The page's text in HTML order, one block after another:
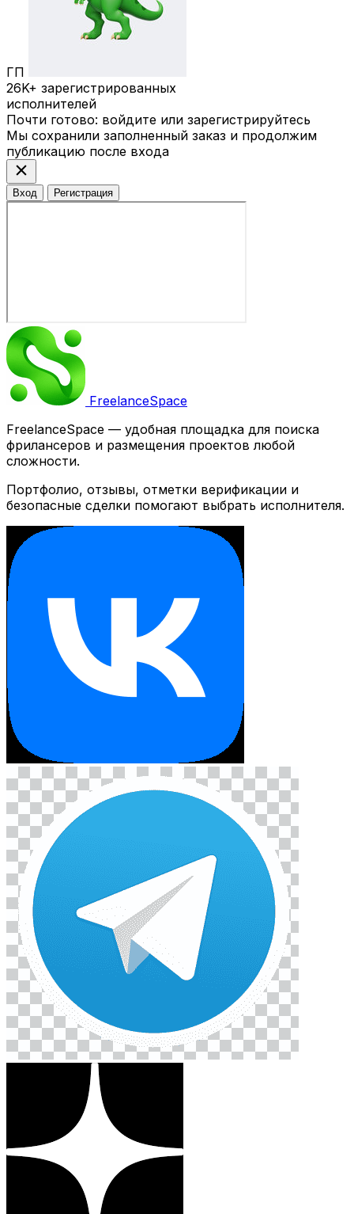
ГП
26K+ зарегистрированных
исполнителей
Почти готово: войдите или зарегистрируйтесь
Мы сохранили заполненный заказ и продолжим
публикацию после входа
close
Вход Регистрация
FreelanceSpace
FreelanceSpace — удобная площадка для поиска
фрилансеров и размещения проектов любой
сложности.
Портфолио, отзывы, отметки верификации и
безопасные сделки помогают выбрать исполнителя.